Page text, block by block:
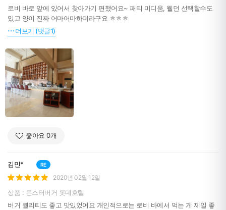
로비 바로 앞에 있어서 찾아가기 편했어요~ 패티 미디움, 웰던 선택할수도
있고 양이 진짜 어마어마하더라구요 ㅎㅎㅎ
더보기 (댓글1)
좋아요 0개
김민* RE
2020년 02월 12일
상품 : 몬스터버거 롯데호텔
버거 퀄리티도 좋고 맛있었어요 개인적으로는 로비 바에서 먹는 게 제일 좋